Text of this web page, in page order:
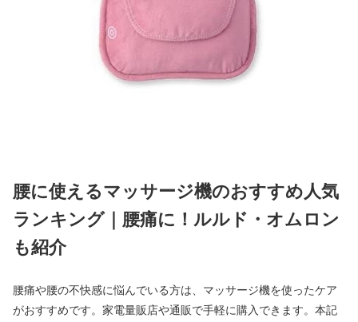
腰に使えるマッサージ機のおすすめ人気
ランキング｜腰痛に！ルルド・オムロン
も紹介
腰痛や腰の不快感に悩んでいる方は、マッサージ機を使ったケア
がおすすめです。家電量販店や通販で手軽に購入できます。本記